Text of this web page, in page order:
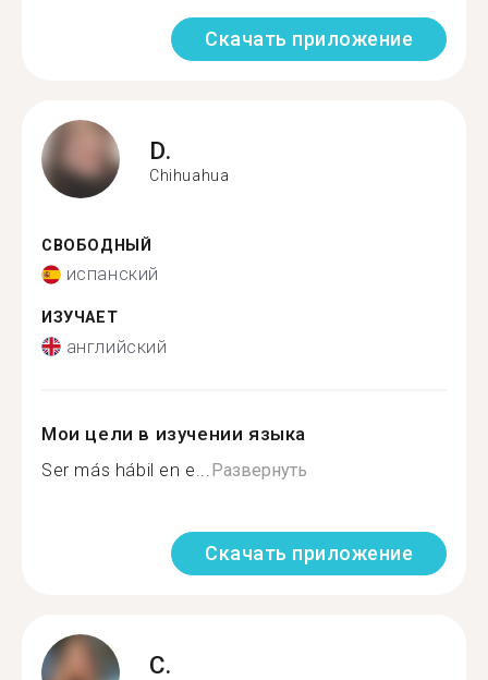
Скачать приложение
D.
Chihuahua
СВОБОДНЫЙ
испанский
ИЗУЧАЕТ
английский
Мои цели в изучении языка
Ser más hábil en e... Развернуть
Скачать приложение
C.